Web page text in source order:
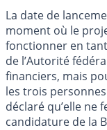
La date de
moment où le
fonctionner en
de l’Autorité
financiers, mais
les trois
déclaré qu’elle ne
candidature de la